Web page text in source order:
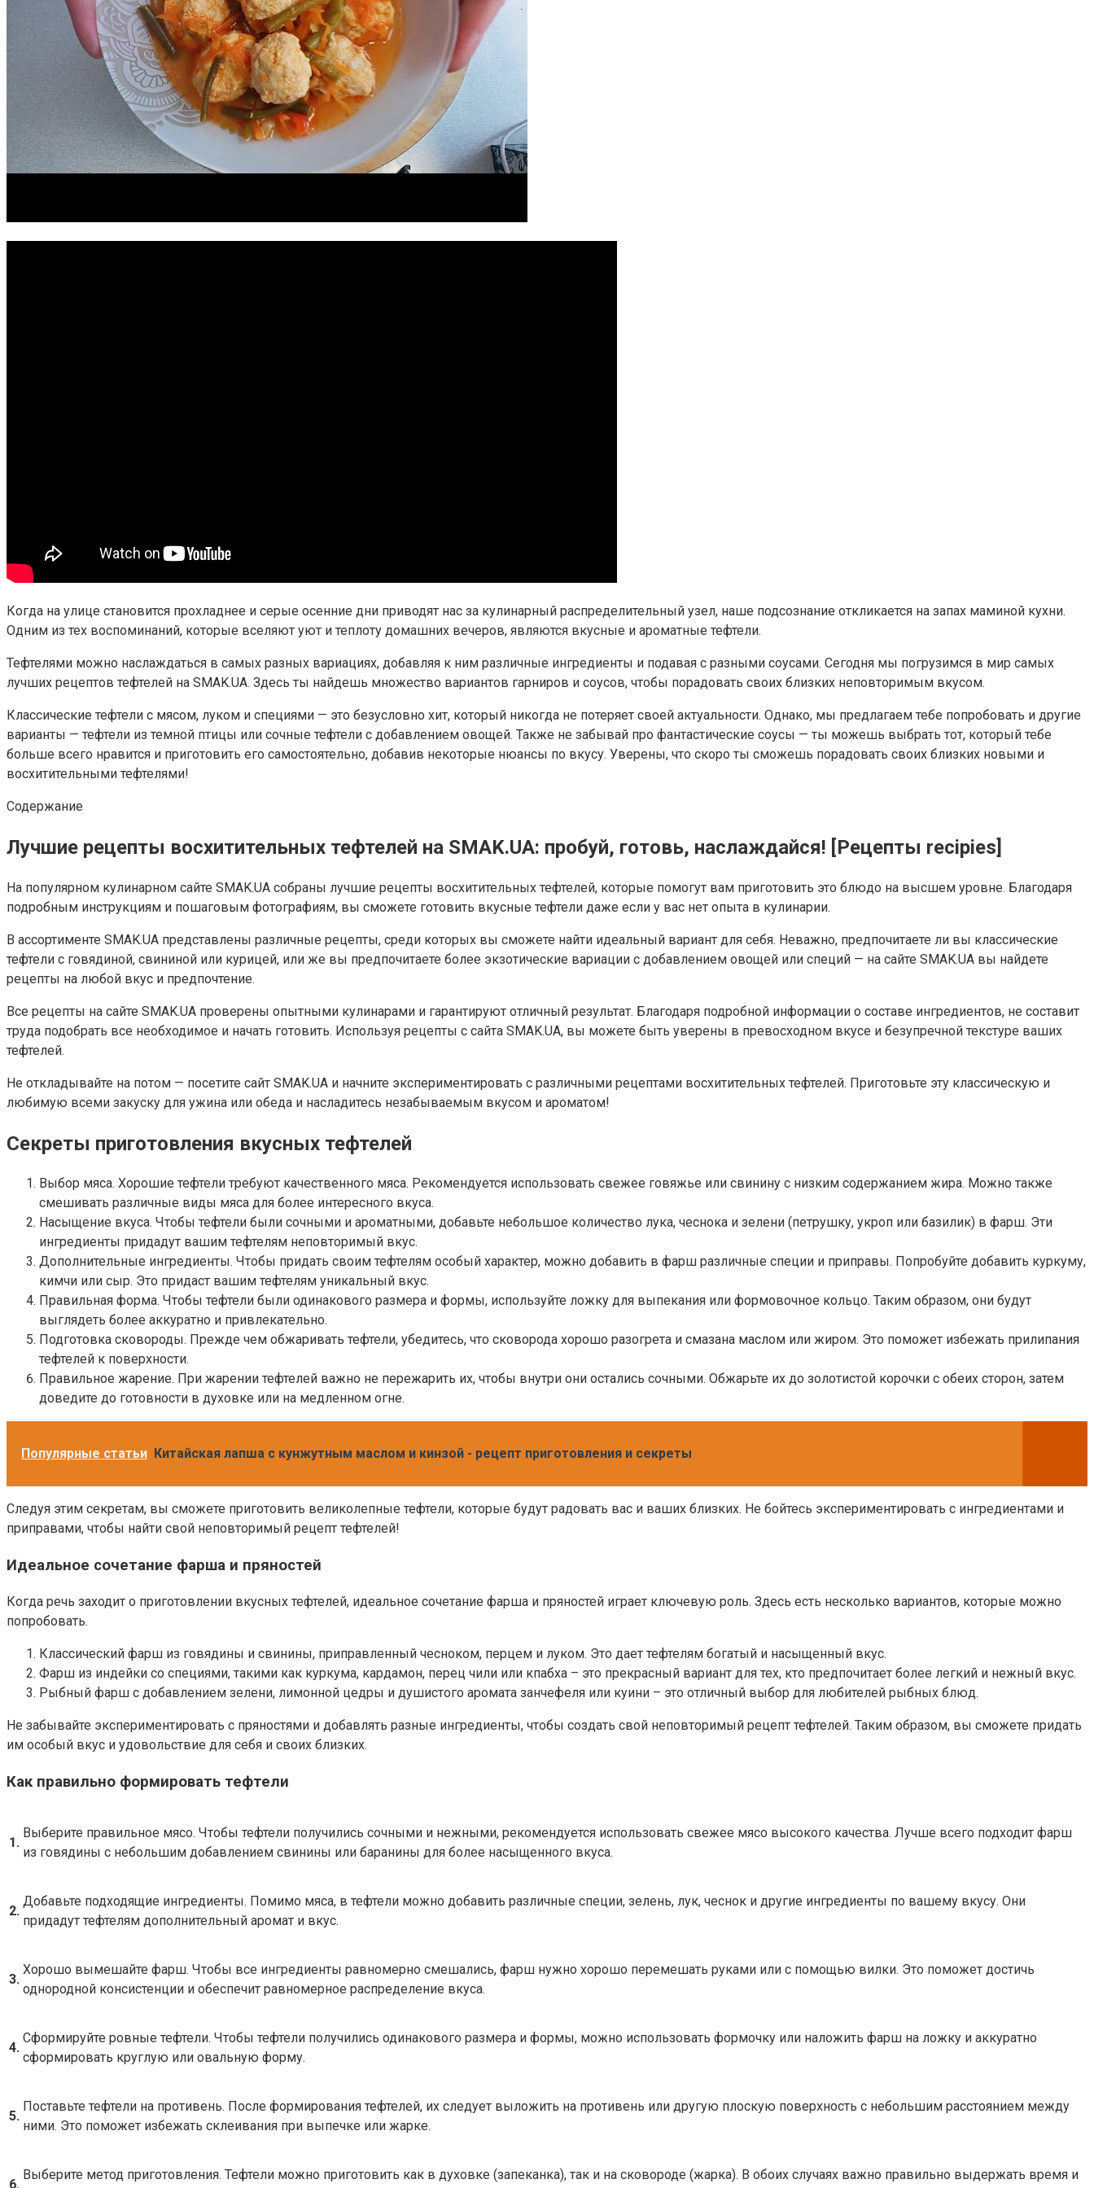
Когда на улице становится прохладнее и серые осенние дни приводят нас за кулинарный распределительный узел, наше подсознание откликается на запах маминой кухни.
Одним из тех воспоминаний, которые вселяют уют и теплоту домашних вечеров, являются вкусные и ароматные тефтели.
Тефтелями можно наслаждаться в самых разных вариациях, добавляя к ним различные ингредиенты и подавая с разными соусами. Сегодня мы погрузимся в мир самых
лучших рецептов тефтелей на SMAK.UA. Здесь ты найдешь множество вариантов гарниров и соусов, чтобы порадовать своих близких неповторимым вкусом.
Классические тефтели с мясом, луком и специями — это безусловно хит, который никогда не потеряет своей актуальности. Однако, мы предлагаем тебе попробовать и другие
варианты — тефтели из темной птицы или сочные тефтели с добавлением овощей. Также не забывай про фантастические соусы — ты можешь выбрать тот, который тебе
больше всего нравится и приготовить его самостоятельно, добавив некоторые нюансы по вкусу. Уверены, что скоро ты сможешь порадовать своих близких новыми и
восхитительными тефтелями!
Содержание
Лучшие рецепты восхитительных тефтелей на SMAK.UA: пробуй, готовь, наслаждайся! [Рецепты recipies]
На популярном кулинарном сайте SMAK.UA собраны лучшие рецепты восхитительных тефтелей, которые помогут вам приготовить это блюдо на высшем уровне. Благодаря
подробным инструкциям и пошаговым фотографиям, вы сможете готовить вкусные тефтели даже если у вас нет опыта в кулинарии.
В ассортименте SMAK.UA представлены различные рецепты, среди которых вы сможете найти идеальный вариант для себя. Неважно, предпочитаете ли вы классические
тефтели с говядиной, свининой или курицей, или же вы предпочитаете более экзотические вариации с добавлением овощей или специй — на сайте SMAK.UA вы найдете
рецепты на любой вкус и предпочтение.
Все рецепты на сайте SMAK.UA проверены опытными кулинарами и гарантируют отличный результат. Благодаря подробной информации о составе ингредиентов, не составит
труда подобрать все необходимое и начать готовить. Используя рецепты с сайта SMAK.UA, вы можете быть уверены в превосходном вкусе и безупречной текстуре ваших
тефтелей.
Не откладывайте на потом — посетите сайт SMAK.UA и начните экспериментировать с различными рецептами восхитительных тефтелей. Приготовьте эту классическую и
любимую всеми закуску для ужина или обеда и насладитесь незабываемым вкусом и ароматом!
Секреты приготовления вкусных тефтелей
Выбор мяса. Хорошие тефтели требуют качественного мяса. Рекомендуется использовать свежее говяжье или свинину с низким содержанием жира. Можно также
смешивать различные виды мяса для более интересного вкуса.
Насыщение вкуса. Чтобы тефтели были сочными и ароматными, добавьте небольшое количество лука, чеснока и зелени (петрушку, укроп или базилик) в фарш. Эти
ингредиенты придадут вашим тефтелям неповторимый вкус.
Дополнительные ингредиенты. Чтобы придать своим тефтелям особый характер, можно добавить в фарш различные специи и приправы. Попробуйте добавить куркуму,
кимчи или сыр. Это придаст вашим тефтелям уникальный вкус.
Правильная форма. Чтобы тефтели были одинакового размера и формы, используйте ложку для выпекания или формовочное кольцо. Таким образом, они будут
выглядеть более аккуратно и привлекательно.
Подготовка сковороды. Прежде чем обжаривать тефтели, убедитесь, что сковорода хорошо разогрета и смазана маслом или жиром. Это поможет избежать прилипания
тефтелей к поверхности.
Правильное жарение. При жарении тефтелей важно не пережарить их, чтобы внутри они остались сочными. Обжарьте их до золотистой корочки с обеих сторон, затем
доведите до готовности в духовке или на медленном огне.
Популярные статьи Китайская лапша с кунжутным маслом и кинзой - рецепт приготовления и секреты
Следуя этим секретам, вы сможете приготовить великолепные тефтели, которые будут радовать вас и ваших близких. Не бойтесь экспериментировать с ингредиентами и
приправами, чтобы найти свой неповторимый рецепт тефтелей!
Идеальное сочетание фарша и пряностей
Когда речь заходит о приготовлении вкусных тефтелей, идеальное сочетание фарша и пряностей играет ключевую роль. Здесь есть несколько вариантов, которые можно
попробовать.
Классический фарш из говядины и свинины, приправленный чесноком, перцем и луком. Это дает тефтелям богатый и насыщенный вкус.
Фарш из индейки со специями, такими как куркума, кардамон, перец чили или кпабха – это прекрасный вариант для тех, кто предпочитает более легкий и нежный вкус.
Рыбный фарш с добавлением зелени, лимонной цедры и душистого аромата занчефеля или куини – это отличный выбор для любителей рыбных блюд.
Не забывайте экспериментировать с пряностями и добавлять разные ингредиенты, чтобы создать свой неповторимый рецепт тефтелей. Таким образом, вы сможете придать
им особый вкус и удовольствие для себя и своих близких.
Как правильно формировать тефтели
1.
Выберите правильное мясо. Чтобы тефтели получились сочными и нежными, рекомендуется использовать свежее мясо высокого качества. Лучше всего подходит фарш
из говядины с небольшим добавлением свинины или баранины для более насыщенного вкуса.
2.
Добавьте подходящие ингредиенты. Помимо мяса, в тефтели можно добавить различные специи, зелень, лук, чеснок и другие ингредиенты по вашему вкусу. Они
придадут тефтелям дополнительный аромат и вкус.
3.
Хорошо вымешайте фарш. Чтобы все ингредиенты равномерно смешались, фарш нужно хорошо перемешать руками или с помощью вилки. Это поможет достичь
однородной консистенции и обеспечит равномерное распределение вкуса.
4.
Сформируйте ровные тефтели. Чтобы тефтели получились одинакового размера и формы, можно использовать формочку или наложить фарш на ложку и аккуратно
сформировать круглую или овальную форму.
5.
Поставьте тефтели на противень. После формирования тефтелей, их следует выложить на противень или другую плоскую поверхность с небольшим расстоянием между
ними. Это поможет избежать склеивания при выпечке или жарке.
6.
Выберите метод приготовления. Тефтели можно приготовить как в духовке (запеканка), так и на сковороде (жарка). В обоих случаях важно правильно выдержать время и